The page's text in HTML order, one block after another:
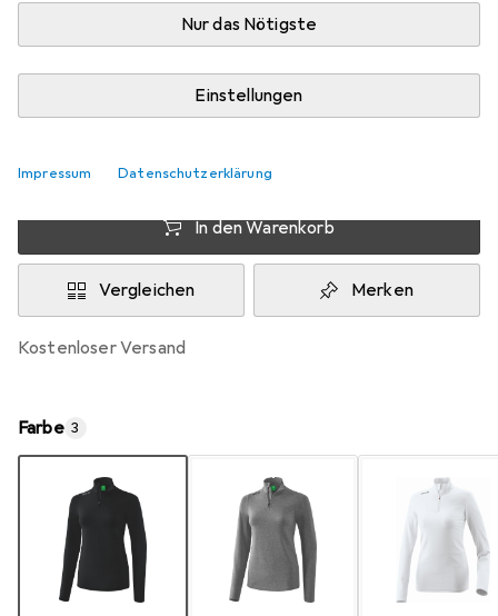
Nur das Nötigste
Einstellungen
Impressum Datenschutzerklärung
Zwischen Mi, 12.8. und Do, 13.8. geliefert
Lieferort angeben für genaue Lieferzeit
StockNet ConnectFR
In den Warenkorb
Vergleichen Merken
kostenloser Versand
Farbe 3